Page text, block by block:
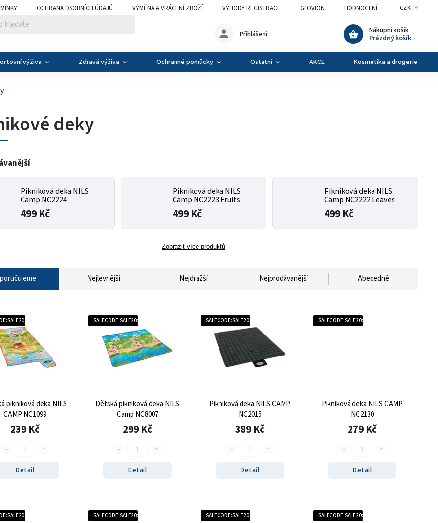
OCHRANA OSOBNÍCH ÚDAJŮ VÝMĚNA A VRÁCENÍ ZBOŽÍ VÝHODY REGISTRACE GLOVION HODNOCENÍ CZK
Nákupní košík
Prázdný košík
Přihlášení
výživa Zdravá výživa Ochranné pomůcky Ostatní AKCE Kosmetika a drogerie
deky
Pikniková deka NILS
Camp NC2224
499 Kč
Pikniková deka NILS
Camp NC2223 Fruits
499 Kč
Pikniková deka NILS
Camp NC2222 Leaves
499 Kč
Zobrazit více produktů
Nejlevnější Nejdražší Nejprodávanější Abecedně
pikniková deka NILS
CAMP NC1099
239 Kč
Detail
SALECODE:SALE20:20:%
Dětská pikniková deka NILS
Camp NC8007
299 Kč
Detail
SALECODE:SALE20:20:%
Pikniková deka NILS CAMP
NC2015
389 Kč
Detail
SALECODE:SALE20:20:%
Pikniková deka NILS CAMP
NC2130
279 Kč
Detail
SALECODE:SALE20:20:% SALECODE:SALE20:20:% SALECODE:SALE20:20:%